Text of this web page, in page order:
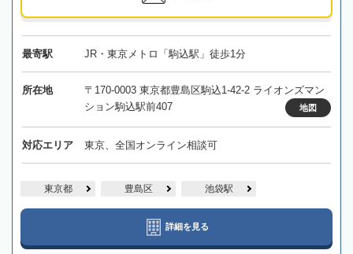
最寄駅 JR・東京メトロ「駒込駅」徒歩1分
所在地
〒170-0003 東京都豊島区駒込1-42-2 ライオンズマン
ション駒込駅前407
地図
対応エリア 東京、全国オンライン相談可
東京都 豊島区 池袋駅
詳細を見る